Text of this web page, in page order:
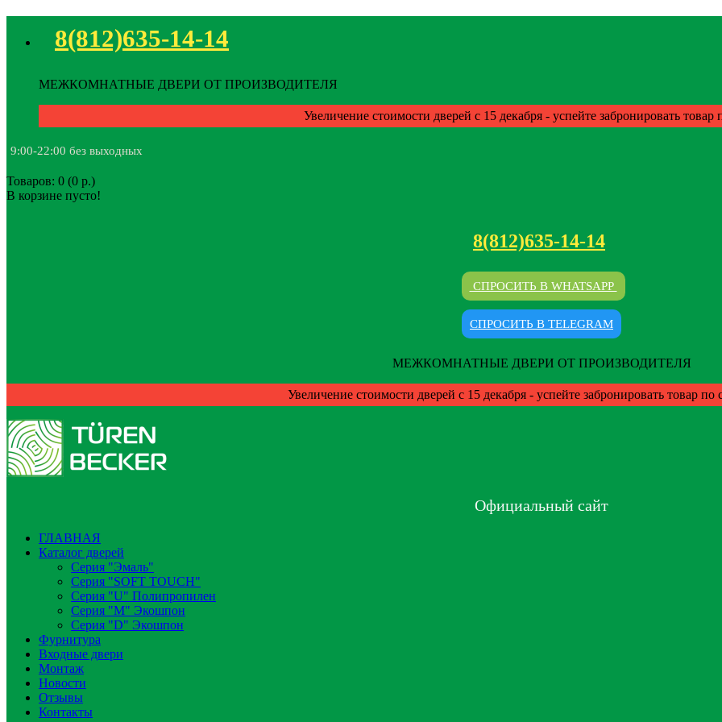
8(812)635-14-14
МЕЖКОМНАТНЫЕ ДВЕРИ ОТ ПРОИЗВОДИТЕЛЯ
Увеличение стоимости дверей с 15 декабря - успейте забронировать
9:00-22:00 без выходных
Товаров: 0 (0 р.)
В корзине пусто!
8(812)635-14-14
СПРОСИТЬ В WHATSAPP
СПРОСИТЬ В TELEGRAM
МЕЖКОМНАТНЫЕ ДВЕРИ ОТ ПРОИЗВОДИТЕЛЯ
Увеличение стоимости дверей с 15 декабря - успейте забронировать товар
Официальный сайт
ГЛАВНАЯ
Каталог дверей
Серия "Эмаль"
Серия "SOFT TOUCH"
Серия "U" Полипропилен
Серия "М" Экошпон
Серия "D" Экошпон
Фурнитура
Входные двери
Монтаж
Новости
Отзывы
Контакты